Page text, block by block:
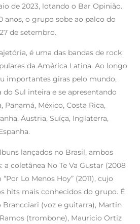
de 2023, lotando o Bar Opinião.
anos, o grupo sobe ao palco do
de setembro.
é uma das bandas de rock
da América Latina. Ao longo
importantes giras pelo mundo,
do Sul inteira e se apresentando
Panamá, México, Costa Rica,
Áustria, Suíça, Inglaterra,
lançados no Brasil, ambos
a coletânea No Te Va Gustar (2008
Lo Menos Hoy” (2011), cujo
hits mais conhecidos do grupo. É
(voz e guitarra), Martin
(trombone), Mauricio Ortiz